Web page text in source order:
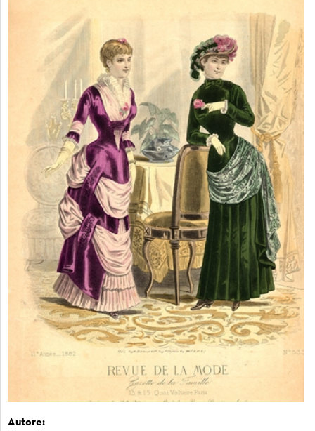
Autore: